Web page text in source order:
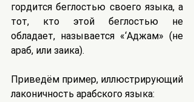
гордится беглостью своего языка, а
тот, кто этой беглостью не
обладает, называется «‘Аджам» (не
араб, или заика).
Приведём пример, иллюстрирующий
лаконичность арабского языка: